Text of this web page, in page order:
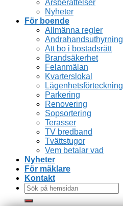
Årsberättelser
Nyheter
För boende
Allmänna regler
Andrahandsuthyrning
Att bo i bostadsrätt
Brandsäkerhet
Felanmälan
Kvarterslokal
Lägenhetsförteckning
Parkering
Renovering
Sopsortering
Terasser
TV bredband
Tvättstugor
Vem betalar vad
Nyheter
För mäklare
Kontakt